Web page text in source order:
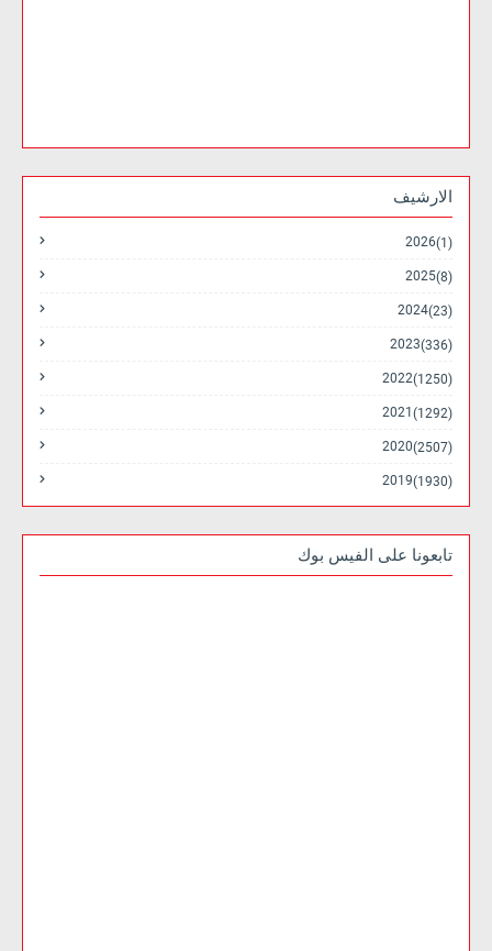
الارشيف
2026 (1)
2025 (8)
2024 (23)
2023 (336)
2022 (1250)
2021 (1292)
2020 (2507)
2019 (1930)
تابعونا على الفيس بوك